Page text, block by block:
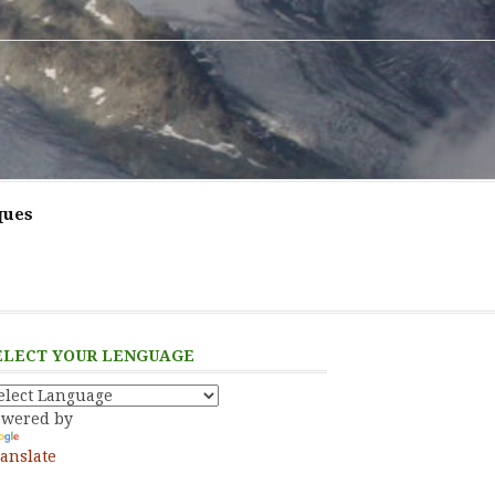
YOUR LENGUAGE
by